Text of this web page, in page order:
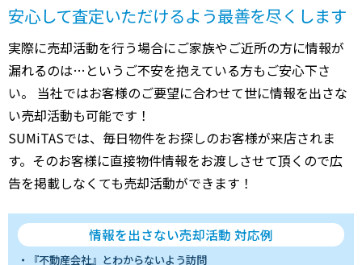
安心して査定いただけるよう最善を尽くします
実際に売却活動を行う場合にご家族やご近所の方に情報が
漏れるのは…というご不安を抱えている方もご安心下さ
い。 当社ではお客様のご要望に合わせて世に情報を出さな
い売却活動も可能です！
SUMiTASでは、毎日物件をお探しのお客様が来店されま
す。そのお客様に直接物件情報をお渡しさせて頂くので広
告を掲載しなくても売却活動ができます！
情報を出さない売却活動 対応例
『不動産会社』とわからないよう訪問